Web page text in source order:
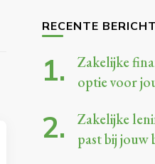
RECENTE
Zakelijke
optie voor
Zakelijke
past bij jouw